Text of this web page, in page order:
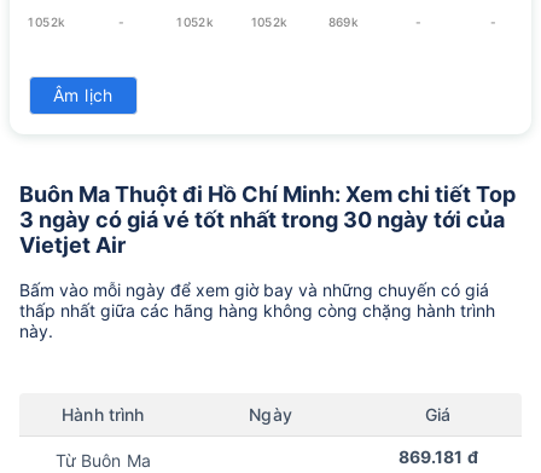
1052k - 1052k 1052k 869k - -
31
1052k
Âm lịch
Buôn Ma Thuột đi Hồ Chí Minh: Xem chi tiết Top
3 ngày có giá vé tốt nhất trong 30 ngày tới của
Vietjet Air
Bấm vào mỗi ngày để xem giờ bay và những chuyến có giá
thấp nhất giữa các hãng hàng không còng chặng hành trình
này.
Hành trình Ngày Giá
Từ Buôn Ma
869.181 đ